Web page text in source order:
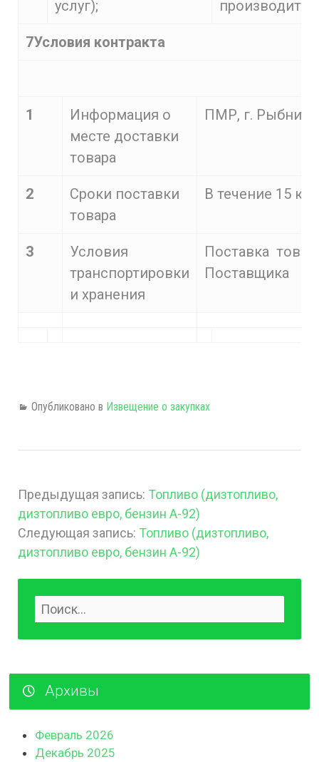
услуг);
7Условия контракта
1
Информация о
месте доставки
товара
ПМР, г.
2
Сроки поставки
товара
В течение 15
3
Условия
транспортировки
и хранения
Поставка
Поставщика
Опубликовано в Извещение о закупках
Предыдущая запись: Топливо (дизтопливо,
дизтопливо евро, бензин А-92)
Следующая запись: Топливо (дизтопливо,
дизтопливо евро, бензин А-92)
Архивы
Февраль 2026
Декабрь 2025